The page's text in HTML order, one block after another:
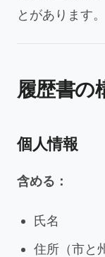
とがあります。
履歴書の
個人情報
含める：
氏名
住所（市と